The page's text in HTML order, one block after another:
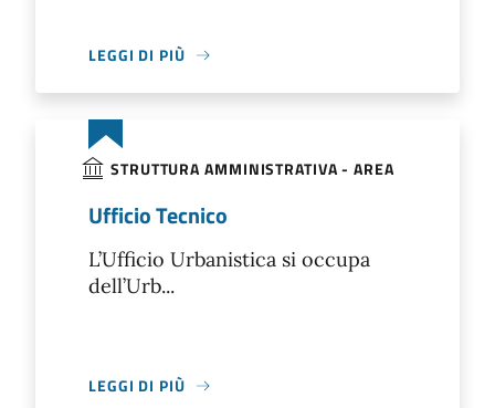
LEGGI DI PIÙ
STRUTTURA AMMINISTRATIVA - AREA
Ufficio Tecnico
L’Ufficio Urbanistica si occupa
dell’Urb...
LEGGI DI PIÙ